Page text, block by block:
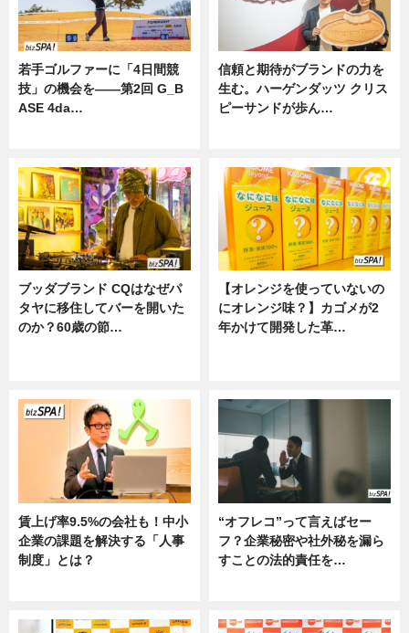
若手ゴルファーに「4日間競
技」の機会を——第2回 G_B
ASE 4da…
信頼と期待がブランドの力を
生む。ハーゲンダッツ クリス
ピーサンドが歩ん…
ブッダブランド CQはなぜパ
タヤに移住してバーを開いた
のか？60歳の節…
【オレンジを使っていないの
にオレンジ味？】カゴメが2
年かけて開発した革…
賃上げ率9.5%の会社も！中小
企業の課題を解決する「人事
制度」とは？
“オフレコ”って言えばセー
フ？企業秘密や社外秘を漏ら
すことの法的責任を…